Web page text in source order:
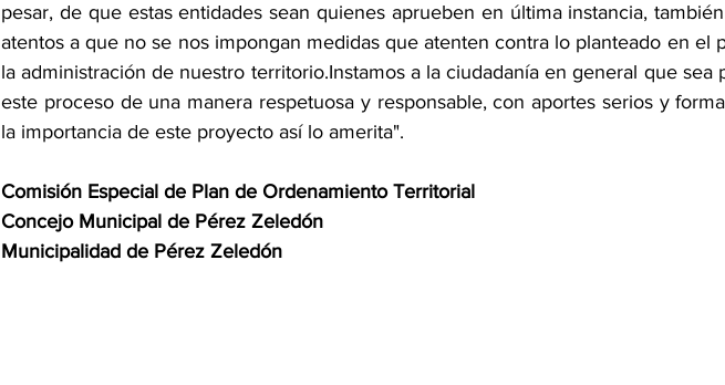
pesar, de que estas entidades sean quienes aprueben en última instancia,
atentos a que no se nos impongan medidas que atenten contra lo planteado en el
la administración de nuestro territorio.Instamos a la ciudadanía en general que sea
este proceso de una manera respetuosa y responsable, con aportes serios y
la importancia de este proyecto así lo amerita".
Comisión Especial de Plan de Ordenamiento Territorial
Concejo Municipal de Pérez Zeledón
Municipalidad de Pérez Zeledón